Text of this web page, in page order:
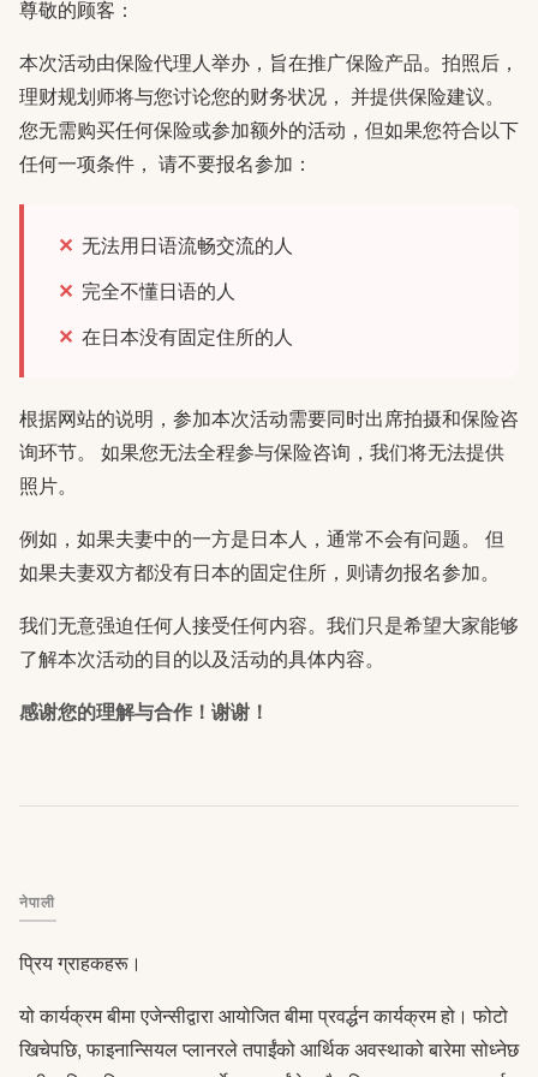
尊敬的顾客：
本次活动由保险代理人举办，旨在推广保险产品。拍照后，
理财规划师将与您讨论您的财务状况， 并提供保险建议。
您无需购买任何保险或参加额外的活动，但如果您符合以下
任何一项条件， 请不要报名参加：
无法用日语流畅交流的人
完全不懂日语的人
在日本没有固定住所的人
根据网站的说明，参加本次活动需要同时出席拍摄和保险咨
询环节。 如果您无法全程参与保险咨询，我们将无法提供
照片。
例如，如果夫妻中的一方是日本人，通常不会有问题。 但
如果夫妻双方都没有日本的固定住所，则请勿报名参加。
我们无意强迫任何人接受任何内容。我们只是希望大家能够
了解本次活动的目的以及活动的具体内容。
感谢您的理解与合作！谢谢！
नेपाली
प्रिय ग्राहकहरू।
यो कार्यक्रम बीमा एजेन्सीद्वारा आयोजित बीमा प्रवर्द्धन कार्यक्रम हो। फोटो
खिचेपछि, फाइनान्सियल प्लानरले तपाईंको आर्थिक अवस्थाको बारेमा सोध्नेछ